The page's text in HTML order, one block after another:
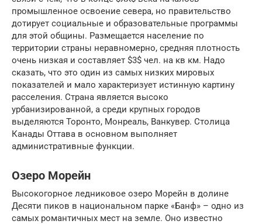
промышленное освоение севера, но правительство
дотирует социальные и образовательные программы
для этой общины. Размещается население по
территории страны неравномерно, средняя плотность
очень низкая и составляет $3$ чел. на кв км. Надо
сказать, что это один из самых низких мировых
показателей и мало характеризует истинную картину
расселения. Страна является высоко
урбанизированной, а среди крупных городов
выделяются Торонто, Монреаль, Ванкувер. Столица
Канады Оттава в основном выполняет
административные функции.
Озеро Морейн
Высокогорное ледниковое озеро Морейн в долине
Десяти пиков в национальном парке «Банф» – одно из
самых романтичных мест на земле. Оно известно